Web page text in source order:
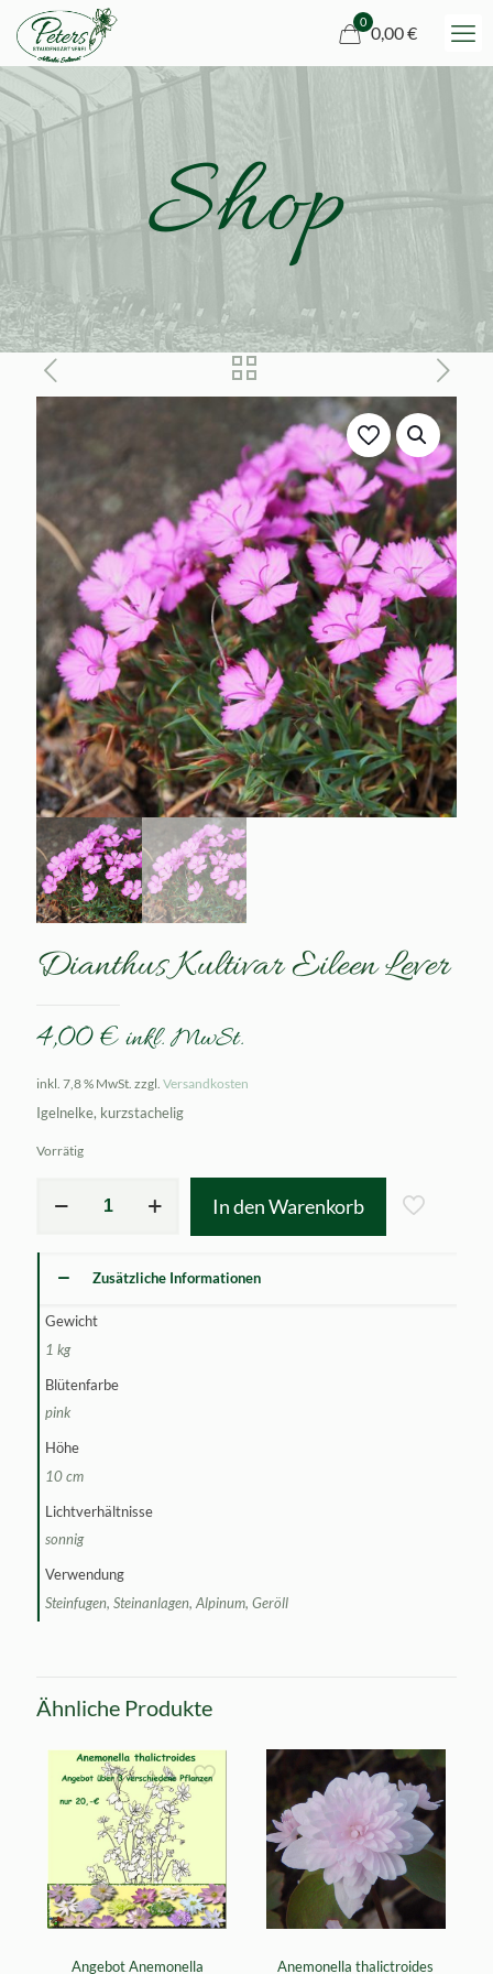
0
0,00 €
Shop
Dianthus Kultivar Eileen Lever
4,00€ inkl. MwSt.
inkl. 7,8 % MwSt. zzgl. Versandkosten
Igelnelke, kurzstachelig
Vorrätig
Kultivar
Lever
In den Warenkorb
Zusätzliche Informationen
Gewicht
1 kg
Blütenfarbe
pink
Höhe
10 cm
Lichtverhältnisse
sonnig
Verwendung
Steinfugen, Steinanlagen, Alpinum, Geröll
Ähnliche Produkte
Angebot Anemonella Anemonella thalictroides